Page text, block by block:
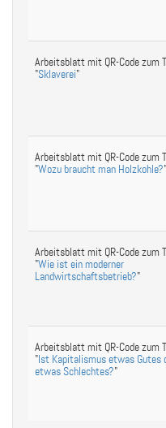
Arbeitsblatt mit QR-Code zum
"Sklaverei"
Arbeitsblatt mit QR-Code zum
"Wozu braucht man Holzkohle?"
Arbeitsblatt mit QR-Code zum
"Wie ist ein moderner
Landwirtschaftsbetrieb?"
Arbeitsblatt mit QR-Code zum
"Ist Kapitalismus etwas Gutes
etwas Schlechtes?"